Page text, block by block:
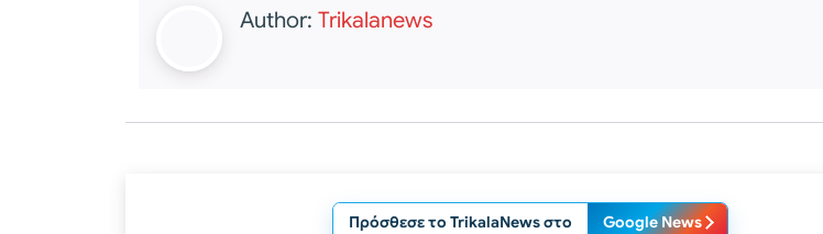
Author: Trikalanews
Πρόσθεσε το TrikalaNews στο Google News